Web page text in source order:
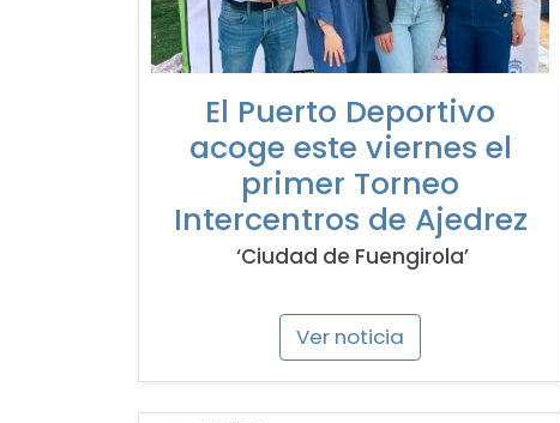
El Puerto Deportivo
acoge este viernes el
primer Torneo
Intercentros de Ajedrez
‘Ciudad de Fuengirola’
Ver noticia